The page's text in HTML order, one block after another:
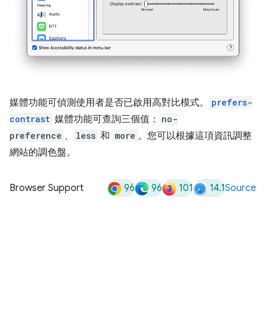
媒體功能可偵測使用者是否已啟用高對比模式。
prefers-
contrast 媒體功能可查詢三個值：
no-
preference 、 less 和 more 。您可以根據這項資訊調整
網站的調色盤。
Browser Support 96 96 101 14.1Source